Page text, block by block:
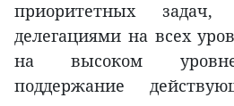
приоритетных
делегациями на всех
на высоком
поддержание